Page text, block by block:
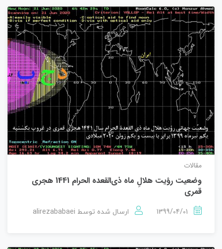
مقالات
وضعیت رؤيت هلالِ ماه ذی‌القعده الحرام 1441 هجری
قمری
1399/04/01 ارسال شده توسط alirezababaei